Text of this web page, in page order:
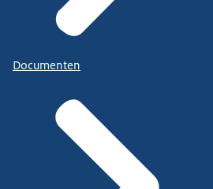
Documenten